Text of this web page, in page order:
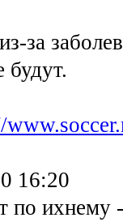
за
будут.
16:20
по ихнему